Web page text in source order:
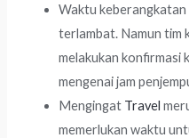
Waktu keberangkatan
terlambat. Namun tim
melakukan konfirmasi
mengenai jam
Mengingat Travel
memerlukan waktu